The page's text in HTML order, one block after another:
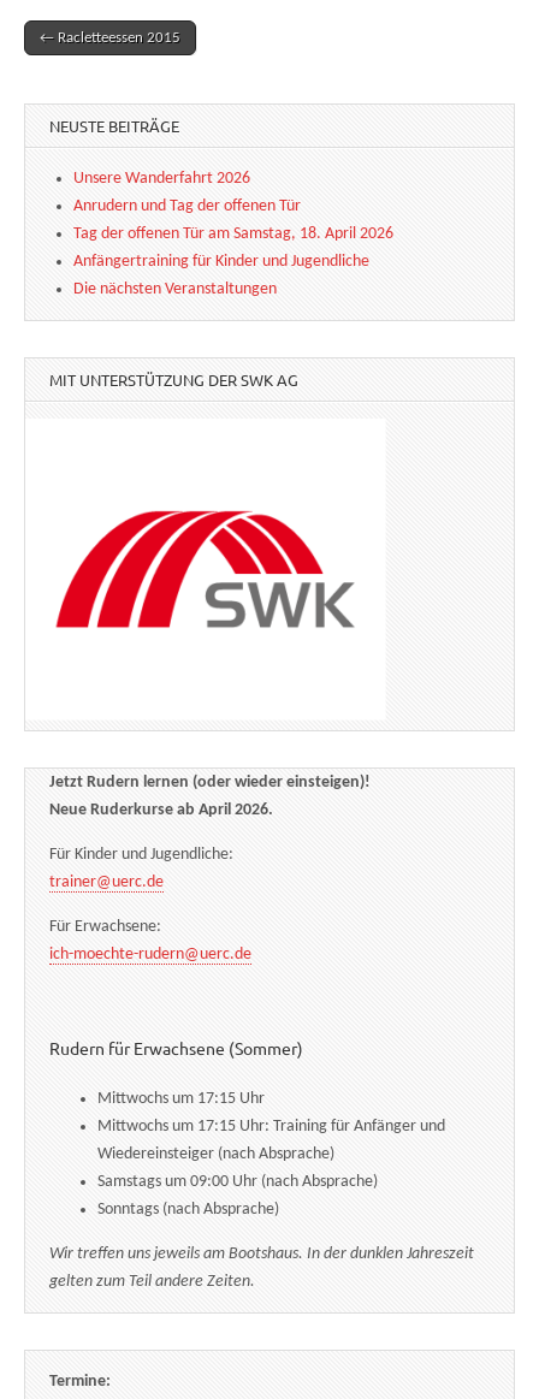
Post navigation
← Racletteessen 2015
NEUSTE BEITRÄGE
Unsere Wanderfahrt 2026
Anrudern und Tag der offenen Tür
Tag der offenen Tür am Samstag, 18. April 2026
Anfängertraining für Kinder und Jugendliche
Die nächsten Veranstaltungen
MIT UNTERSTÜTZUNG DER SWK AG
Jetzt Rudern lernen (oder wieder einsteigen)!
Neue Ruderkurse ab April 2026.
Für Kinder und Jugendliche:
trainer@uerc.de
Für Erwachsene:
ich-moechte-rudern@uerc.de
Rudern für Erwachsene (Sommer)
Mittwochs um 17:15 Uhr
Mittwochs um 17:15 Uhr: Training für Anfänger und
Wiedereinsteiger (nach Absprache)
Samstags um 09:00 Uhr (nach Absprache)
Sonntags (nach Absprache)
Wir treffen uns jeweils am Bootshaus. In der dunklen Jahreszeit
gelten zum Teil andere Zeiten.
Termine: